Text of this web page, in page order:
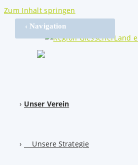
Zum Inhalt springen
‹ Navigation
Unser Verein
Unsere Strategie